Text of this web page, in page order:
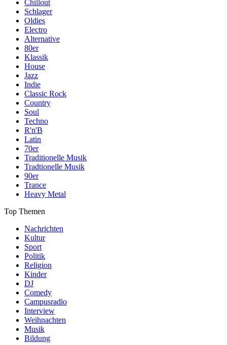
Chillout
Schlager
Oldies
Electro
Alternative
80er
Klassik
House
Jazz
Indie
Classic Rock
Country
Soul
Techno
R'n'B
Latin
70er
Traditionelle Musik
Tradtionelle Musik
90er
Trance
Heavy Metal
Top Themen
Nachrichten
Kultur
Sport
Politik
Religion
Kinder
DJ
Comedy
Campusradio
Interview
Weihnachten
Musik
Bildung